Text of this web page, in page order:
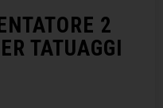
2
TATUAGGI